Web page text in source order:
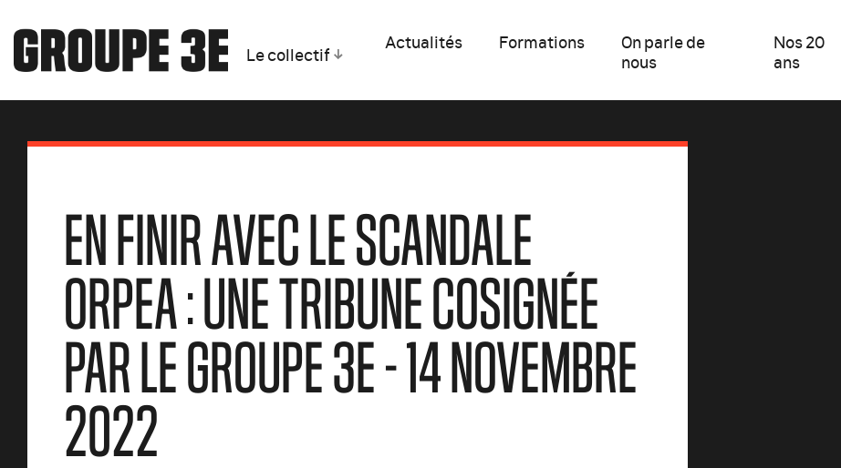
Le collectif
Actualités Formations
On parle de
nous
Nos 20
ans
EN FINIR AVEC LE SCANDALE
ORPEA : UNE TRIBUNE COSIGNÉE
PAR LE GROUPE 3E - 14 NOVEMBRE
2022